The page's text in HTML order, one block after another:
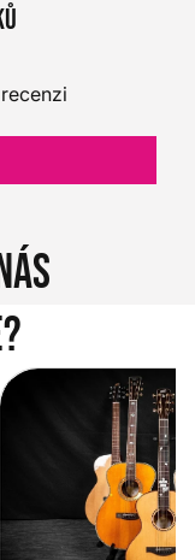
Jak vybrat